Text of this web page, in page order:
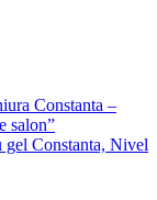
Constanta –
salon”
gel Constanta, Nivel